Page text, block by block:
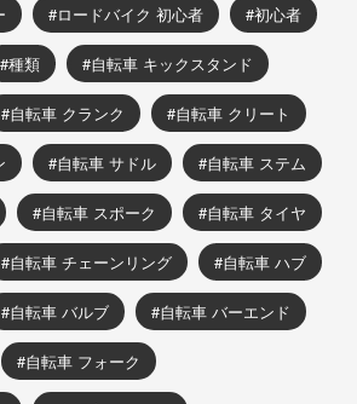
ロードバイク 初心者 初心者
種類 自転車 キックスタンド
自転車 クランク 自転車 クリート
自転車 サドル 自転車 ステム
自転車 スポーク 自転車 タイヤ
自転車 チェーンリング 自転車 ハブ
自転車 バルブ 自転車 バーエンド
自転車 フォーク